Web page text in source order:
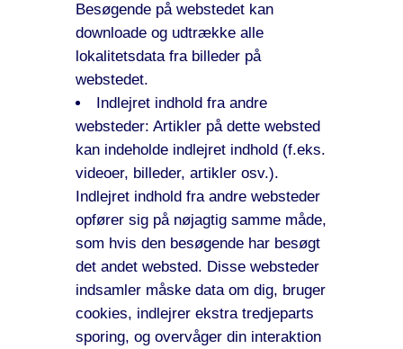
Besøgende på webstedet kan
downloade og udtrække alle
lokalitetsdata fra billeder på
webstedet.
Indlejret indhold fra andre
websteder: Artikler på dette websted
kan indeholde indlejret indhold (f.eks.
videoer, billeder, artikler osv.).
Indlejret indhold fra andre websteder
opfører sig på nøjagtig samme måde,
som hvis den besøgende har besøgt
det andet websted. Disse websteder
indsamler måske data om dig, bruger
cookies, indlejrer ekstra tredjeparts
sporing, og overvåger din interaktion